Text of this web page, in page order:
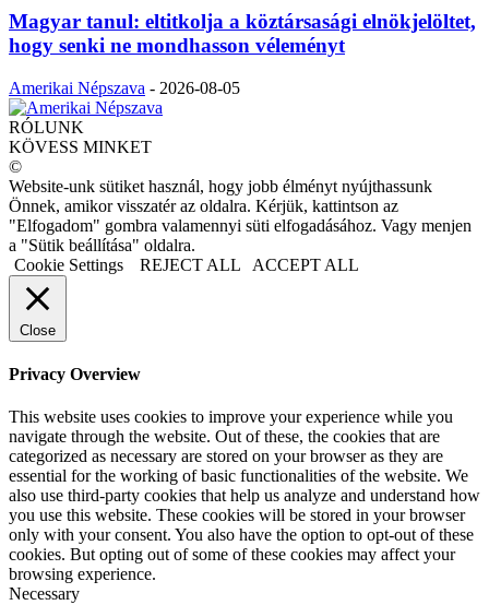
Magyar tanul: eltitkolja a köztársasági elnökjelöltet,
hogy senki ne mondhasson véleményt
Amerikai Népszava - 2026-08-05
RÓLUNK
KÖVESS MINKET
©
Website-unk sütiket használ, hogy jobb élményt nyújthassunk
Önnek, amikor visszatér az oldalra. Kérjük, kattintson az
"Elfogadom" gombra valamennyi süti elfogadásához. Vagy menjen
a "Sütik beállítása" oldalra.
Cookie Settings
REJECT ALL ACCEPT ALL
Close
Privacy Overview
This website uses cookies to improve your experience while you
navigate through the website. Out of these, the cookies that are
categorized as necessary are stored on your browser as they are
essential for the working of basic functionalities of the website. We
also use third-party cookies that help us analyze and understand how
you use this website. These cookies will be stored in your browser
only with your consent. You also have the option to opt-out of these
cookies. But opting out of some of these cookies may affect your
browsing experience.
Necessary